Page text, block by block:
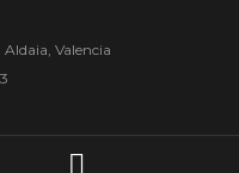
Valencia